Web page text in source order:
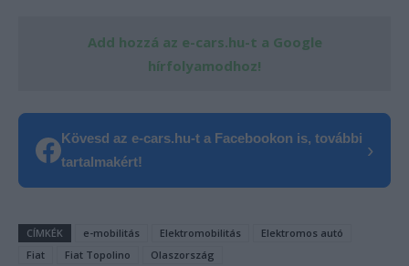
Add hozzá az e-cars.hu-t a Google
hírfolyamodhoz!
Kövesd az e-cars.hu-t a Facebookon is, további
tartalmakért!
›
CÍMKÉK e-mobilitás Elektromobilitás
Elektromos autó
Fiat
Fiat Topolino Olaszország